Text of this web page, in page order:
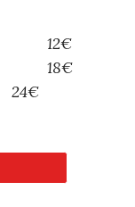
12€
18€
24€